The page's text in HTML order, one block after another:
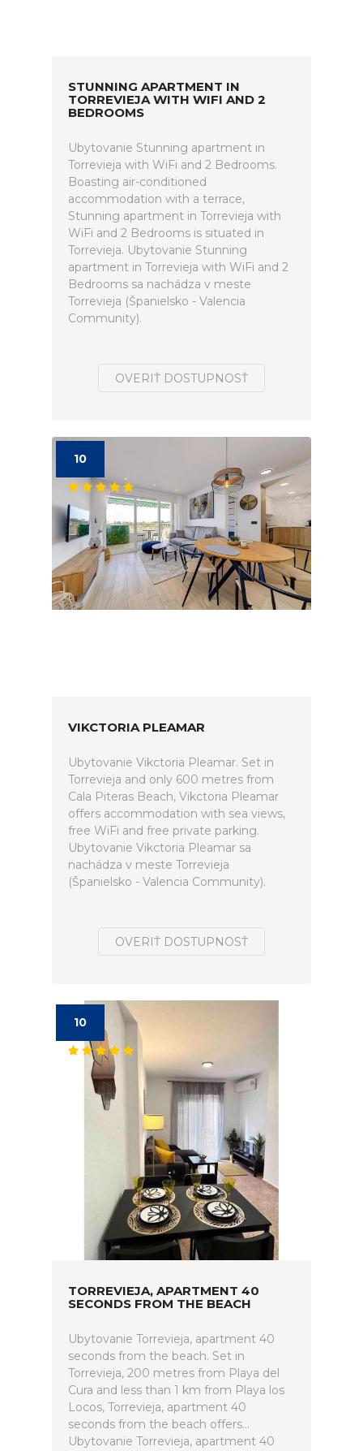
STUNNING APARTMENT IN
TORREVIEJA WITH WIFI AND 2
BEDROOMS
Ubytovanie Stunning apartment in
Torrevieja with WiFi and 2 Bedrooms.
Boasting air-conditioned
accommodation with a terrace,
Stunning apartment in Torrevieja with
WiFi and 2 Bedrooms is situated in
Torrevieja. Ubytovanie Stunning
apartment in Torrevieja with WiFi and 2
Bedrooms sa nachádza v meste
Torrevieja (Španielsko - Valencia
Community).
OVERIŤ DOSTUPNOSŤ
10
VIKCTORIA PLEAMAR
Ubytovanie Vikctoria Pleamar. Set in
Torrevieja and only 600 metres from
Cala Piteras Beach, Vikctoria Pleamar
offers accommodation with sea views,
free WiFi and free private parking.
Ubytovanie Vikctoria Pleamar sa
nachádza v meste Torrevieja
(Španielsko - Valencia Community).
OVERIŤ DOSTUPNOSŤ
10
TORREVIEJA, APARTMENT 40
SECONDS FROM THE BEACH
Ubytovanie Torrevieja, apartment 40
seconds from the beach. Set in
Torrevieja, 200 metres from Playa del
Cura and less than 1 km from Playa los
Locos, Torrevieja, apartment 40
seconds from the beach offers...
Ubytovanie Torrevieja, apartment 40